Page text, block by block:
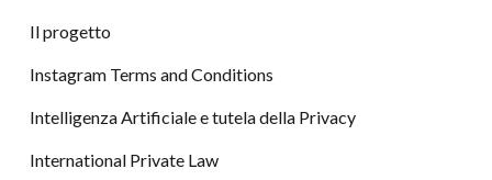
Il progetto
Instagram Terms and Conditions
Intelligenza Artificiale e tutela della Privacy
International Private Law